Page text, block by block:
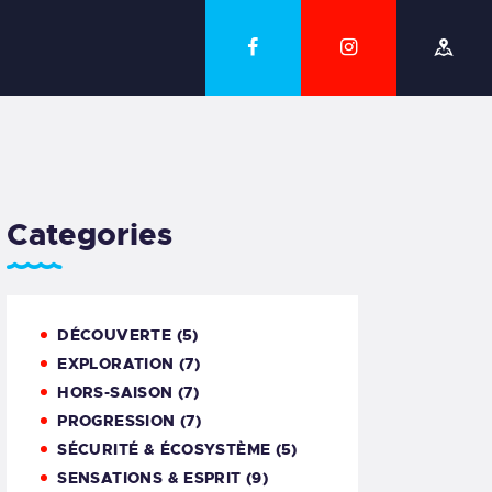
Categories
DÉCOUVERTE (5)
EXPLORATION (7)
HORS-SAISON (7)
PROGRESSION (7)
SÉCURITÉ & ÉCOSYSTÈME (5)
SENSATIONS & ESPRIT (9)